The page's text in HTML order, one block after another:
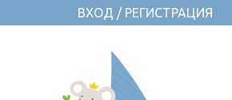
ВХОД / РЕГИСТРАЦИЯ